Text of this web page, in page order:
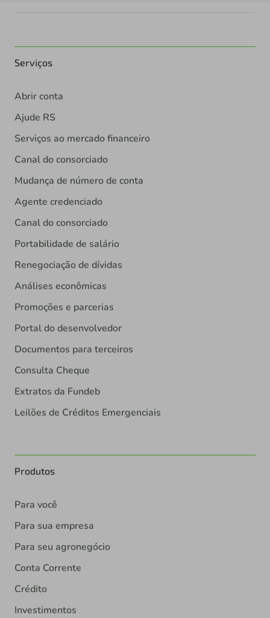
Serviços
Abrir conta
Ajude RS
Serviços ao mercado financeiro
Canal do consorciado
Mudança de número de conta
Agente credenciado
Canal do consorciado
Portabilidade de salário
Renegociação de dívidas
Análises econômicas
Promoções e parcerias
Portal do desenvolvedor
Documentos para terceiros
Consulta Cheque
Extratos da Fundeb
Leilões de Créditos Emergenciais
Produtos
Para você
Para sua empresa
Para seu agronegócio
Conta Corrente
Crédito
Investimentos